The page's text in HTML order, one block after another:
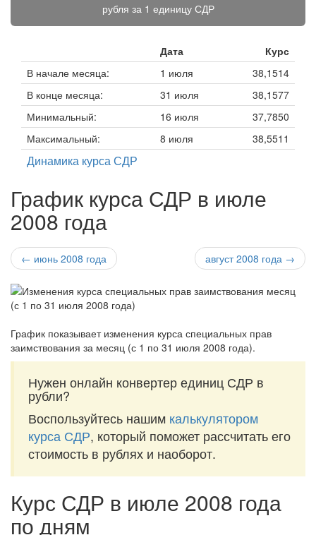
рубля за 1 единицу СДР
Дата
Курс
В начале месяца:
1 июля
38,1514
В конце месяца:
31 июля
38,1577
Минимальный:
16 июля
37,7850
Максимальный:
8 июля 38,5511
Динамика курса СДР
График курса СДР в июле
2008 года
← июнь 2008 года август 2008 года →
График показывает изменения курса специальных прав
заимствования за месяц (с 1 по 31 июля 2008 года).
Нужен онлайн конвертер единиц СДР в
рубли?
Воспользуйтесь нашим калькулятором
курса СДР, который поможет рассчитать его
стоимость в рублях и наоборот.
Курс СДР в июле 2008 года
по дням